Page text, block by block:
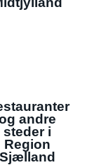
andre
steder i
Region
Sjælland